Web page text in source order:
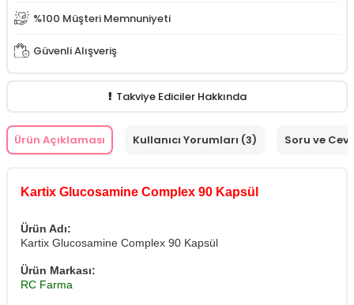
%100 Müşteri Memnuniyeti
Güvenli Alışveriş
Takviye Ediciler Hakkında
Ürün Açıklaması Kullanıcı Yorumları (3) Soru ve
Kartix Glucosamine Complex 90 Kapsül
Ürün Adı:
Kartix Glucosamine Complex 90 Kapsül
Ürün Markası:
RC Farma